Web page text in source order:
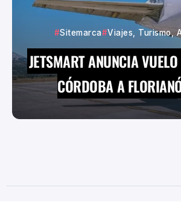
Sitemarca Viajes, Turismo,
JETSMART ANUNCIA
CÓRDOBA A